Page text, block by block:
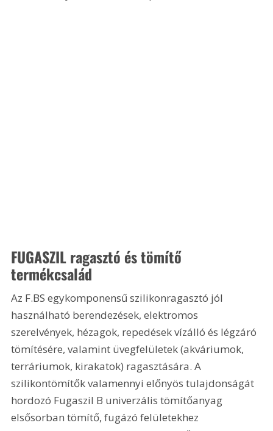
FUGASZIL ragasztó és tömítő
termékcsalád
Az F.BS egykomponensű szilikonragasztó jól
használható berendezések, elektromos
szerelvények, hézagok, repedések vízálló és légzáró
tömítésére, valamint üvegfelületek (akváriumok,
terráriumok, kirakatok) ragasztására. A
szilikontömítők valamennyi előnyös tulajdonságát
hordozó Fugaszil B univerzális tömítőanyag
elsősorban tömítő, fugázó felületekhez